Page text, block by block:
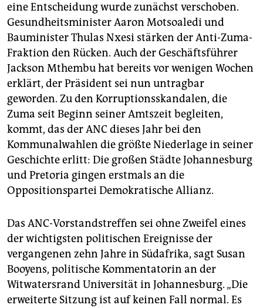
eine Entscheidung wurde zunächst verschoben.
Gesundheitsminister Aaron Motsoaledi und
Bauminister Thulas Nxesi stärken der Anti-Zuma-
Fraktion den Rücken. Auch der Geschäftsführer
Jackson Mthembu hat bereits vor wenigen Wochen
erklärt, der Präsident sei nun untragbar
geworden. Zu den Korruptionsskandalen, die
Zuma seit Beginn seiner Amtszeit begleiten,
kommt, das der ANC dieses Jahr bei den
Kommunalwahlen die größte Niederlage in seiner
Geschichte erlitt: Die großen Städte Johannesburg
und Pretoria gingen erstmals an die
Oppositionspartei Demokratische Allianz.
Das ANC-Vorstandstreffen sei ohne Zweifel eines
der wichtigsten politischen Ereignisse der
vergangenen zehn Jahre in Südafrika, sagt Susan
Booyens, politische Kommentatorin an der
Witwatersrand Universität in Johannesburg. „Die
erweiterte Sitzung ist auf keinen Fall normal. Es